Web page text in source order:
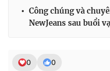
Công chúng và
NewJeans sau buổi
0 0